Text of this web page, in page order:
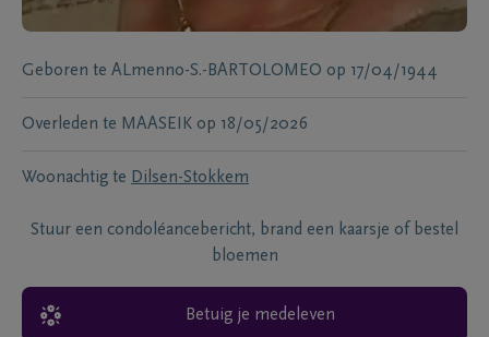
Geboren te ALmenno-S.-BARTOLOMEO op 17/04/1944
Overleden te MAASEIK op 18/05/2026
Woonachtig te Dilsen-Stokkem
Stuur een condoléancebericht, brand een kaarsje of bestel
bloemen
Betuig je medeleven